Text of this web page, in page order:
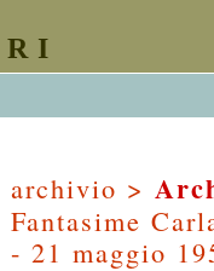
archivio >
Fantasime
- 21 maggio